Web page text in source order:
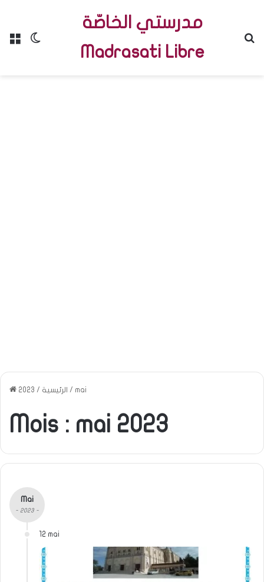
Menu
مدرستي الخاصّة
Madrasati Libre
الرئيسية /
2023 / mai
Mois : mai 2023
Mai
- 2023 -
12 mai